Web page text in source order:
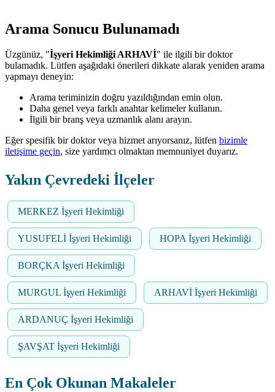
Arama Sonucu Bulunamadı
Üzgünüz, "İşyeri Hekimliği ARHAVİ" ile ilgili bir doktor
bulamadık. Lütfen aşağıdaki önerileri dikkate alarak yeniden arama
yapmayı deneyin:
Arama teriminizin doğru yazıldığından emin olun.
Daha genel veya farklı anahtar kelimeler kullanın.
İlgili bir branş veya uzmanlık alanı arayın.
Eğer spesifik bir doktor veya hizmet arıyorsanız, lütfen bizimle
iletişime geçin, size yardımcı olmaktan memnuniyet duyarız.
Yakın Çevredeki İlçeler
MERKEZ İşyeri Hekimliği
YUSUFELİ İşyeri Hekimliği HOPA İşyeri Hekimliği
BORÇKA İşyeri Hekimliği
MURGUL İşyeri Hekimliği ARHAVİ İşyeri Hekimliği
ARDANUÇ İşyeri Hekimliği
ŞAVŞAT İşyeri Hekimliği
En Çok Okunan Makaleler